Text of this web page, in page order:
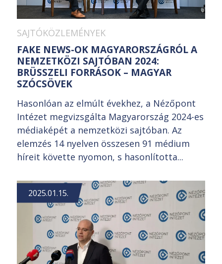
SAJTÓKÖZLEMÉNYEK
FAKE NEWS-OK MAGYARORSZÁGRÓL A
NEMZETKÖZI SAJTÓBAN 2024:
BRÜSSZELI FORRÁSOK – MAGYAR
SZÓCSÖVEK
Hasonlóan az elmúlt évekhez, a Nézőpont
Intézet megvizsgálta Magyarország 2024-es
médiaképét a nemzetközi sajtóban. Az
elemzés 14 nyelven összesen 91 médium
híreit követte nyomon, s hasonlította...
2025.01.15.